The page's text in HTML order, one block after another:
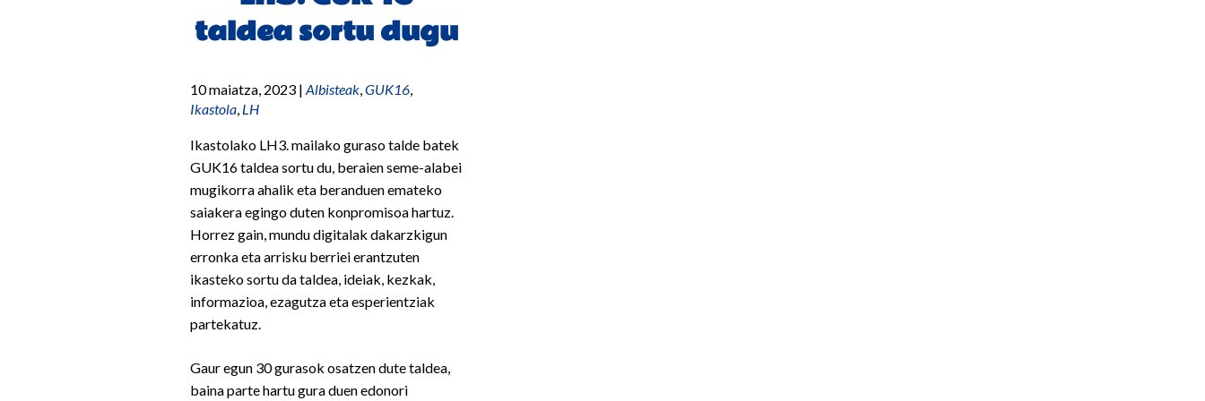
taldea sortu dugu
10 maiatza, 2023 | Albisteak GUK16
Ikastola LH
Ikastolako LH3. mailako guraso talde batek
GUK16 taldea sortu du, beraien seme-alabei
mugikorra ahalik eta beranduen emateko
saiakera egingo duten konpromisoa hartuz.
Horrez gain, mundu digitalak dakarzkigun
erronka eta arrisku berriei erantzuten
ikasteko sortu da taldea, ideiak, kezkak,
informazioa, ezagutza eta esperientziak
partekatuz.
Gaur egun 30 gurasok osatzen dute taldea,
baina parte hartu gura duen edonori